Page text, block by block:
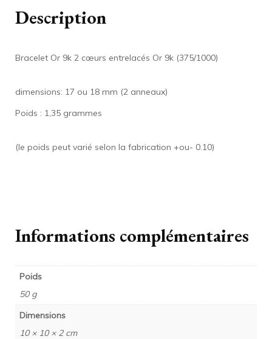
Description
Bracelet Or 9k 2 cœurs entrelacés Or 9k (375/1000)
dimensions: 17 ou 18 mm (2 anneaux)
Poids : 1,35 grammes
(le poids peut varié selon la fabrication +ou- 0.10)
Informations complémentaires
Poids
50 g
Dimensions
10 × 10 × 2 cm